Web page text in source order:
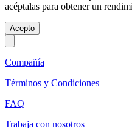
acéptalas para obtener un
Acepto
Compañía
Términos y Condiciones
FAQ
Trabaja con nosotros